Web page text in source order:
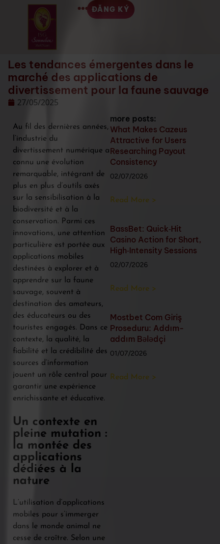
ĐĂNG KÝ
Les tendances émergentes dans le
marché des applications de
divertissement pour la faune sauvage
27/05/2025
Au fil des dernières années,
l’industrie du
divertissement numérique a
connu une évolution
remarquable, intégrant de
plus en plus d’outils axés
sur la sensibilisation à la
biodiversité et à la
conservation. Parmi ces
innovations, une attention
particulière est portée aux
applications mobiles
destinées à explorer et à
apprendre sur la faune
sauvage, souvent à
destination des amateurs,
des éducateurs ou des
touristes engagés. Dans ce
contexte, la qualité, la
fiabilité et la crédibilité des
sources d’information
jouent un rôle central pour
garantir une expérience
enrichissante et éducative.
Un contexte en
pleine mutation :
la montée des
applications
dédiées à la
nature
L’utilisation d’applications
mobiles pour s’immerger
dans le monde animal ne
cesse de croître. Selon une
more posts:
What Makes Cazeus
Attractive for Users
Researching Payout
Consistency
02/07/2026
Read More >
BassBet: Quick‑Hit
Casino Action for Short,
High‑Intensity Sessions
02/07/2026
Read More >
Mostbet Com Giriş
Proseduru: Addım-
addım Bələdçi
01/07/2026
Read More >